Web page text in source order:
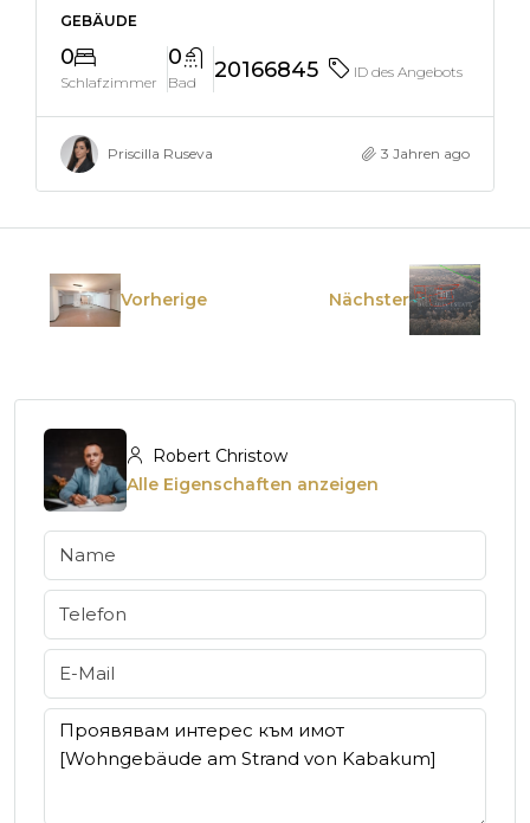
GEBÄUDE
0
Schlafzimmer
0
Bad 20166845 ID des Angebots
Priscilla Ruseva 3 Jahren ago
Vorherige Nächster
Robert Christow
Alle Eigenschaften anzeigen